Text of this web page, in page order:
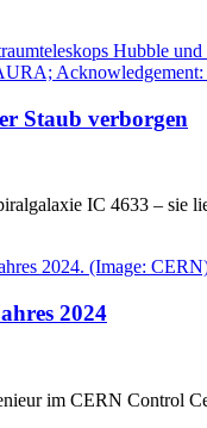
Staub verborgen
IC 4633 – sie
2024
im CERN Control